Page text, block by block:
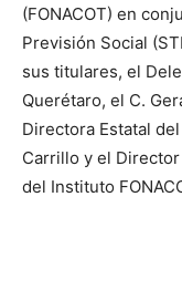
(FONACOT) en
Previsión Social
sus titulares, el
Querétaro, el C.
Directora Estatal del
Carrillo y el
del Instituto